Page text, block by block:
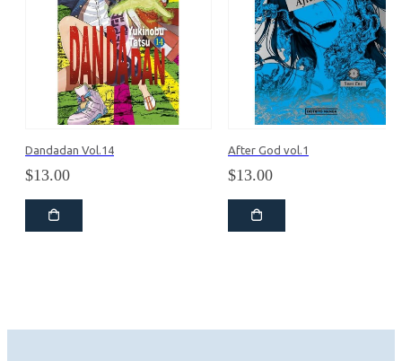
Dandadan Vol.14
$13.00
After God vol.1
$13.00